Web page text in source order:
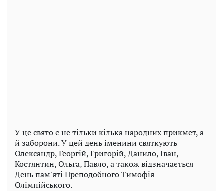
У це свято є не тільки кілька народних прикмет, а
й заборони. У цей день іменини святкують
Олександр, Георгій, Григорій, Данило, Іван,
Костянтин, Ольга, Павло, а також відзначається
День пам'яті Преподобного Тимофія
Олімпійського.